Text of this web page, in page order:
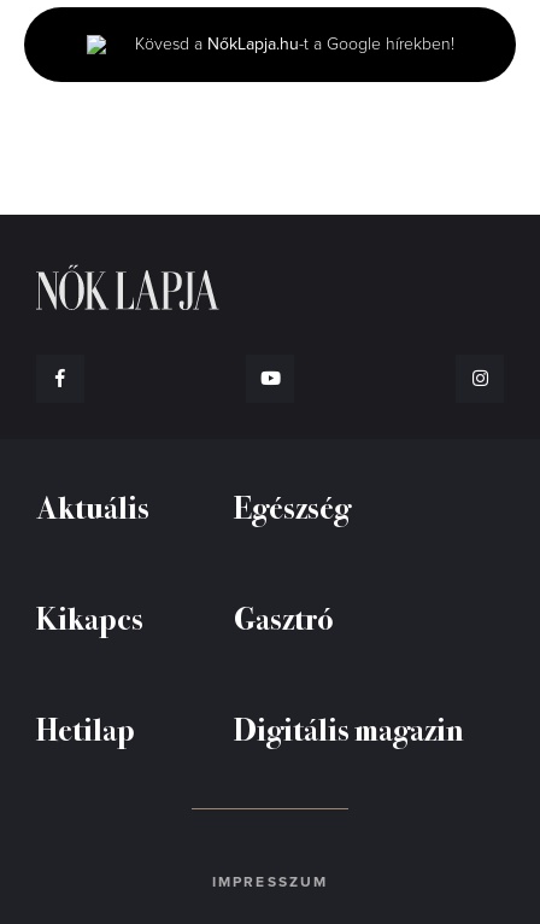
43
seconds
Kövesd a NőkLapja.hu-t a Google hírekben!
Aktuális Egészség
Kikapcs Gasztró
Hetilap Digitális magazin
IMPRESSZUM